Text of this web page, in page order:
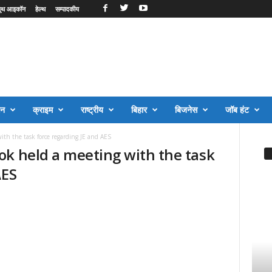
आइकॉन हेल्थ सम्पादकीय
क्राइम राष्ट्रीय बिहार बिजनेस जॉब हंट
the task force regarding JE and AES
held a meeting with the task